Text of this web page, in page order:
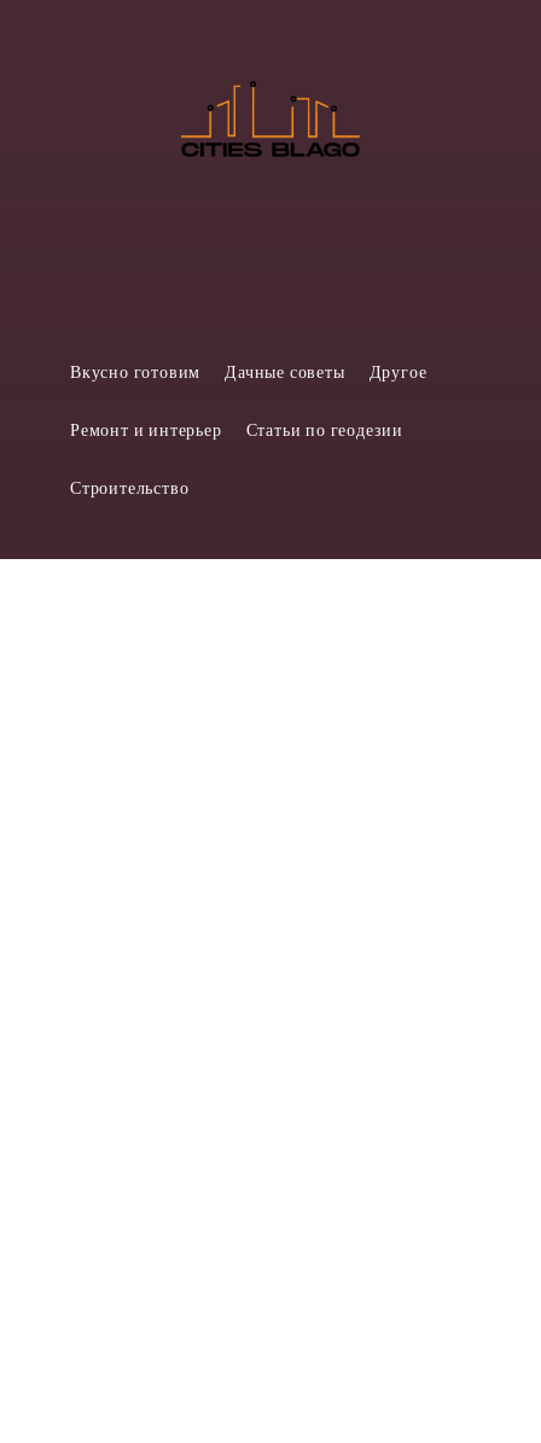
Вкусно готовим Дачные советы Другое
Ремонт и интерьер Статьи по геодезии
Строительство